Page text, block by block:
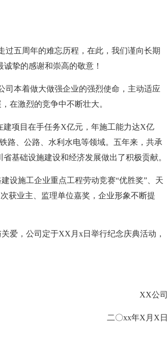
过五周年的难忘历程，在此，我们谨向长期
挚的感谢和崇高的敬意！
本着做大做强企业的强烈使命，主动适应
在激烈的竞争中不断壮大。
项目在手任务X亿元，年施工能力达X亿
路、公路、水利水电等领域。五年来，共承
基础设施建设和经济发展做出了积极贡献。
设施工企业重点工程劳动竞赛“优胜奖”、天
获业主、监理单位嘉奖，企业形象不断提
爱，公司定于XX月x日举行纪念庆典活动，
XX公司
二〇xx年X月X日